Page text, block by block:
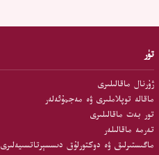
تۈر
ژۇرنال ماقالىلىرى
ماقالە توپلاملىرى ۋە مەجمۇئەلەر
تور بەت ماقالىلىرى
تەرمە ماقالىلەر
ماگىستىرلىق ۋە دوكتورلۇق دىسسېرتاتسىيەلىرى